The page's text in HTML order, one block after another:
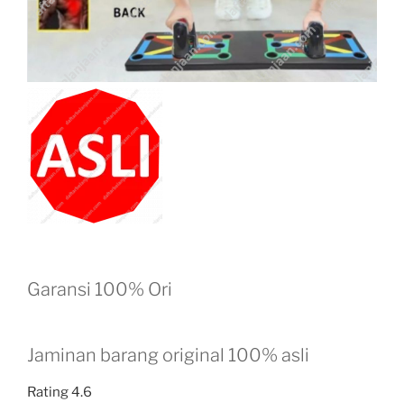
Garansi 100% Ori
Jaminan barang original 100% asli
Rating 4.6